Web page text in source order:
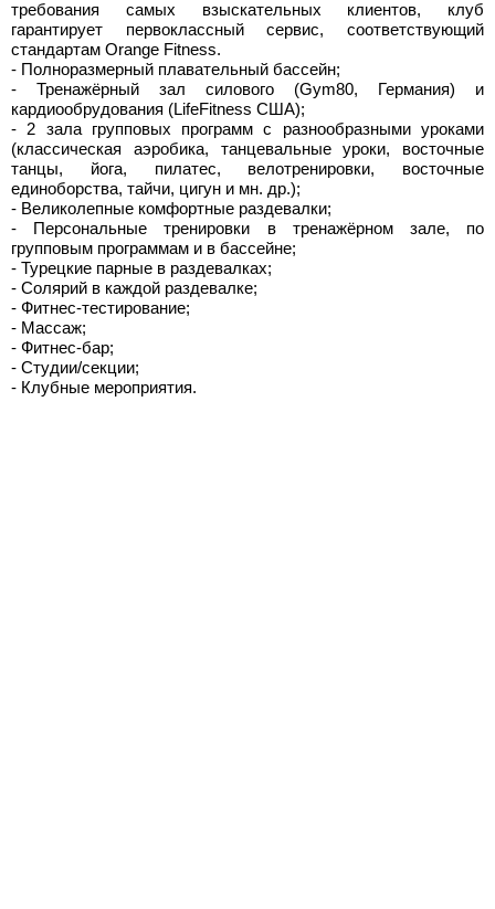
требования самых взыскательных клиентов, клуб
гарантирует первоклассный сервис, соответствующий
стандартам Orange Fitness.
- Полноразмерный плавательный бассейн;
- Тренажёрный зал силового (Gym80, Германия) и
кардиообрудования (LifeFitness США);
- 2 зала групповых программ с разнообразными уроками
(классическая аэробика, танцевальные уроки, восточные
танцы, йога, пилатес, велотренировки, восточные
единоборства, тайчи, цигун и мн. др.);
- Великолепные комфортные раздевалки;
- Персональные тренировки в тренажёрном зале, по
групповым программам и в бассейне;
- Турецкие парные в раздевалках;
- Солярий в каждой раздевалке;
- Фитнес-тестирование;
- Массаж;
- Фитнес-бар;
- Студии/секции;
- Клубные мероприятия.